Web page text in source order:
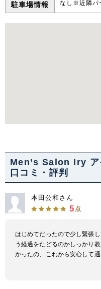
駐車場情報 なし※近隣パ
Men’s Salon Iry ア
口コミ・評判
本田公和さん
5 点
はじめてだったので少し緊張
う経過をたどるのかしっかり
かったの、これから安心して通